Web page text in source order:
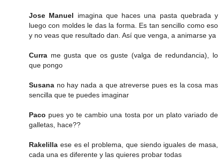
Jose Manuel imagina que haces una pasta quebrada y
luego con moldes le das la forma. Es tan sencillo como eso
y no veas que resultado dan. Así que venga, a animarse ya
Curra me gusta que os guste (valga de redundancia), lo
que pongo
Susana no hay nada a que atreverse pues es la cosa mas
sencilla que te puedes imaginar
Paco pues yo te cambio una tosta por un plato variado de
galletas, hace??
Rakelilla ese es el problema, que siendo iguales de masa,
cada una es diferente y las quieres probar todas